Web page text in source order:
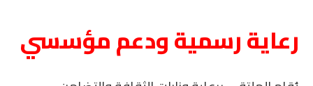
رعاية رسمية ودعم مؤسسي